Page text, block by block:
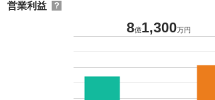
営業利益 ？
8億1,300万円